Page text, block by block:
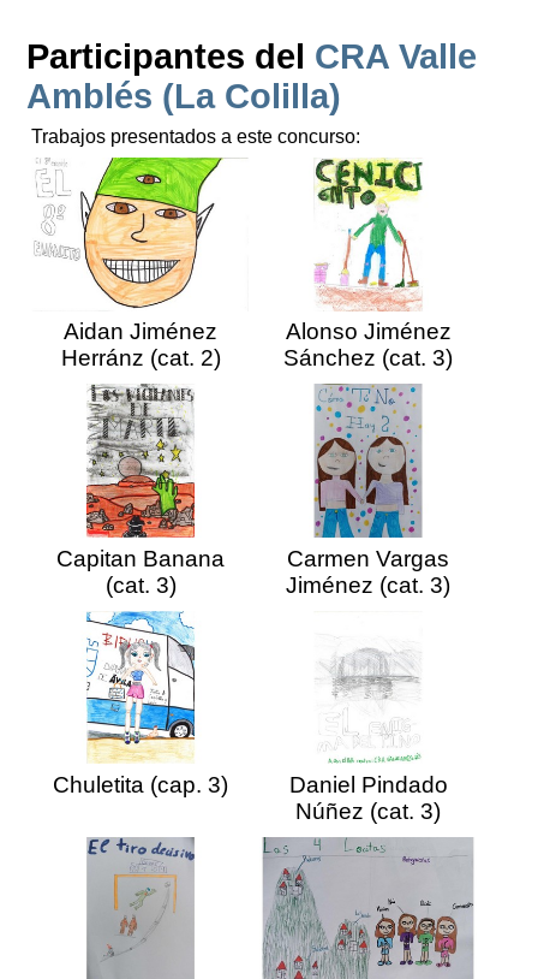
Participantes del CRA Valle
Amblés (La Colilla)
Trabajos presentados a este concurso:
Aidan Jiménez
Herránz (cat. 2)
Alonso Jiménez
Sánchez (cat. 3)
Capitan Banana
(cat. 3)
Carmen Vargas
Jiménez (cat. 3)
Chuletita (cap. 3)
Daniel Pindado
Núñez (cat. 3)